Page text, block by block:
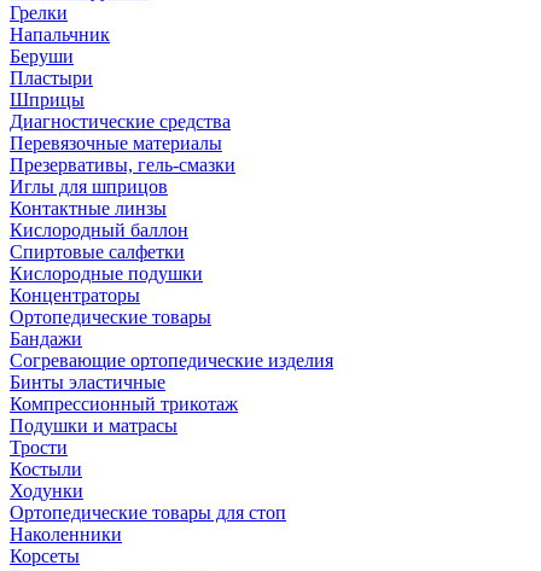
Грелки
Напальчник
Беруши
Пластыри
Шприцы
Диагностические средства
Перевязочные материалы
Презервативы, гель-смазки
Иглы для шприцов
Контактные линзы
Кислородный баллон
Спиртовые салфетки
Кислородные подушки
Концентраторы
Ортопедические товары
Бандажи
Согревающие ортопедические изделия
Бинты эластичные
Компрессионный трикотаж
Подушки и матрасы
Трости
Костыли
Ходунки
Ортопедические товары для стоп
Наколенники
Корсеты